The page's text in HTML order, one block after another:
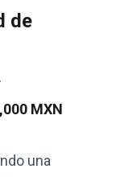
de
MXN
una